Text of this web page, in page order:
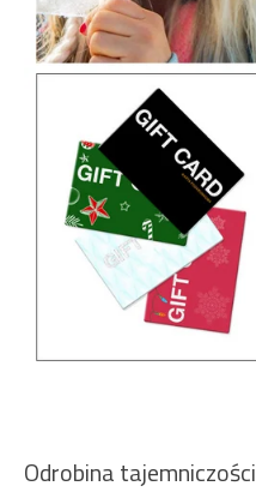
Odrobina tajemniczości